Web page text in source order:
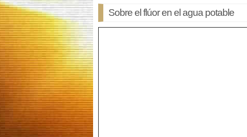
Sobre el flúor en el agua potable